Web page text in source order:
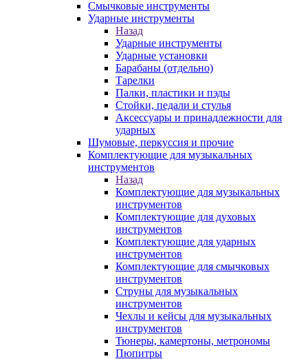
Смычковые инструменты
Ударные инструменты
Назад
Ударные инструменты
Ударные установки
Барабаны (отдельно)
Тарелки
Палки, пластики и пэды
Стойки, педали и стулья
Аксессуары и принадлежности для
ударных
Шумовые, перкуссия и прочие
Комплектующие для музыкальных
инструментов
Назад
Комплектующие для музыкальных
инструментов
Комплектующие для духовых
инструментов
Комплектующие для ударных
инструментов
Комплектующие для смычковых
инструментов
Струны для музыкальных
инструментов
Чехлы и кейсы для музыкальных
инструментов
Тюнеры, камертоны, метрономы
Пюпитры